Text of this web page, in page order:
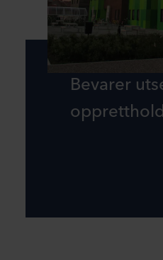
Bevarer